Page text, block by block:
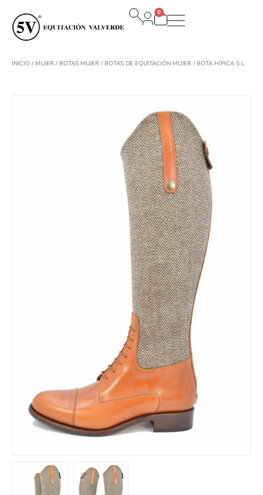
contenido
0
Carrito
INICIO / MUJER / BOTAS MUJER / BOTAS DE EQUITACIÓN MUJER / BOTA HÍPICA S L